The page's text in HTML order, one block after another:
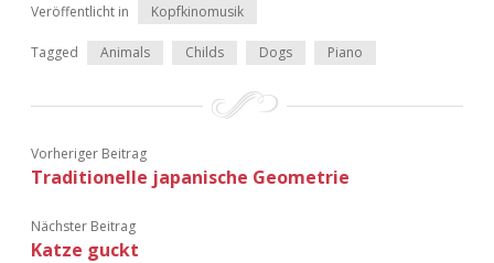
Veröffentlicht in Kopfkinomusik
Tagged Animals Childs Dogs Piano
Vorheriger Beitrag
Traditionelle japanische Geometrie
Nächster Beitrag
Katze guckt